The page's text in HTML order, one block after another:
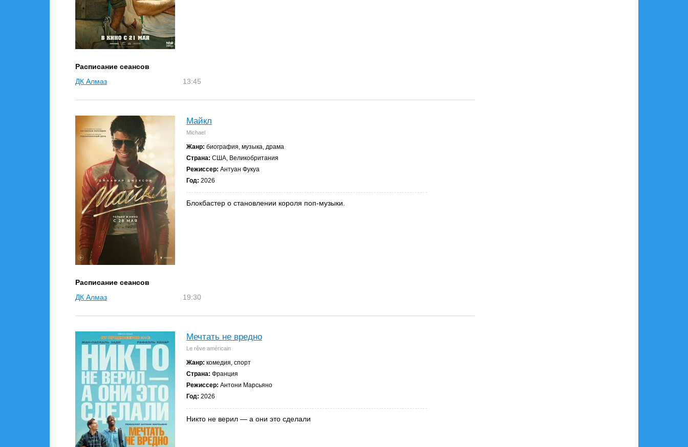
Расписание сеансов
ДК Алмаз
13:45
Майкл
Michael
Жанр: биография, музыка, драма
Страна: США, Великобритания
Режиссер: Антуан Фукуа
Год: 2026
Блокбастер о становлении короля поп-музыки.
Расписание сеансов
ДК Алмаз
19:30
Мечтать не вредно
Le rêve américain
Жанр: комедия, спорт
Страна: Франция
Режиссер: Антони Марсьяно
Год: 2026
Никто не верил — а они это сделали